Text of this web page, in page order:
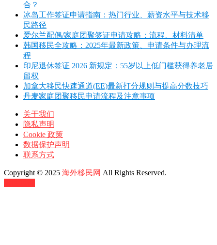
合？
冰岛工作签证申请指南：热门行业、薪资水平与技术移
民路径
爱尔兰配偶/家庭团聚签证申请攻略：流程、材料清单
韩国移民全攻略：2025年最新政策、申请条件与办理流
程
印尼退休签证 2026 新规定：55岁以上低门槛获得养老居
留权
加拿大移民快速通道(EE)最新打分规则与提高分数技巧
丹麦家庭团聚移民申请流程及注意事项
关于我们
隐私声明
Cookie 政策
数据保护声明
联系方式
Copyright © 2025 海外移民网 All Rights Reserved.